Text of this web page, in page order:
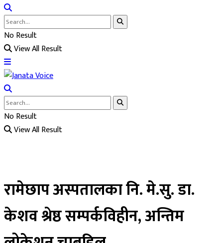
No Result
View All Result
No Result
View All Result
रामेछाप अस्पतालका नि. मे.सु. डा.
केशव श्रेष्ठ सम्पर्कविहीन, अन्तिम